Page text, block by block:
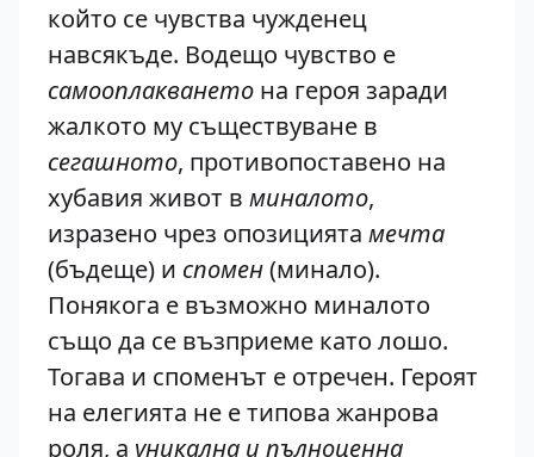
който се чувства чужденец
навсякъде. Водещо чувство е
самооплакването на героя заради
жалкото му съществуване в
сегашното, противопоставено на
хубавия живот в миналото,
изразено чрез опозицията мечта
(бъдеще) и спомен(минало).
Понякога е възможно миналото
също да се възприеме като лошо.
Тогава и споменът е отречен. Героят
на елегията не е типова жанрова
роля, а уникална и пълноценна